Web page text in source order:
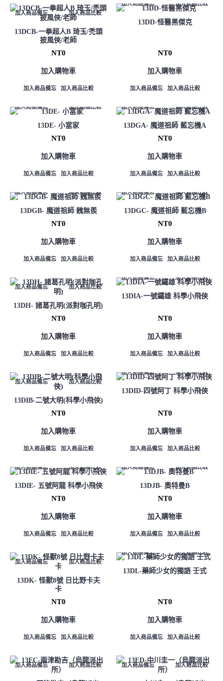
加入商品備忘 加入商品比較
13DCB-一拳超人B 琦玉/禿頭
披風俠/老師
NT0
加入購物車
加入商品備忘 加入商品比較
加入商品備忘 加入商品比較
13DD-怪醫黑傑克
NT0
加入購物車
加入商品備忘 加入商品比較
加入商品備忘 加入商品比較
13DE- 小當家
NT0
加入購物車
加入商品備忘 加入商品比較
加入商品備忘 加入商品比較
13DGA- 魔道祖師 藍忘機A
NT0
加入購物車
加入商品備忘 加入商品比較
加入商品備忘 加入商品比較
13DGB- 魔道祖師 魏無羨
NT0
加入購物車
加入商品備忘 加入商品比較
加入商品備忘 加入商品比較
13DGC- 魔道祖師 藍忘機B
NT0
加入購物車
加入商品備忘 加入商品比較
加入商品備忘 加入商品比較
13DH- 諸葛孔明(派對咖孔明)
NT0
加入購物車
加入商品備忘 加入商品比較
加入商品備忘 加入商品比較
13DIA-一號鐵雄 科學小飛俠
NT0
加入購物車
加入商品備忘 加入商品比較
加入商品備忘 加入商品比較
13DIB-二號大明(科學小飛俠)
NT0
加入購物車
加入商品備忘 加入商品比較
加入商品備忘 加入商品比較
13DID-四號阿丁 科學小飛俠
NT0
加入購物車
加入商品備忘 加入商品比較
加入商品備忘 加入商品比較
13DIE- 五號阿龍 科學小飛俠
NT0
加入購物車
加入商品備忘 加入商品比較
加入商品備忘 加入商品比較
13DJB- 奧特曼B
NT0
加入購物車
加入商品備忘 加入商品比較
加入商品備忘 加入商品比較
13DK- 怪獸8號 日比野卡夫
卡
NT0
加入購物車
加入商品備忘 加入商品比較
加入商品備忘 加入商品比較
13DL-藥師少女的獨語 壬式
NT0
加入購物車
加入商品備忘 加入商品比較
加入商品備忘 加入商品比較 加入商品備忘 加入商品比較